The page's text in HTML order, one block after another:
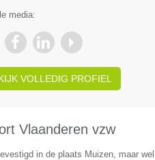
media:
VOLLEDIG PROFIEL
Vlaanderen vzw
in de plaats Muizen, maar